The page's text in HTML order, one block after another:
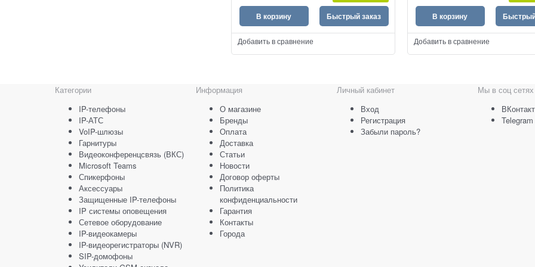
В корзину Быстрый заказ
Добавить в сравнение
В корзину
Добавить в сравнение
Категории
IP-телефоны
IP-АТС
VoIP-шлюзы
Гарнитуры
Видеоконференцсвязь (ВКС)
Microsoft Teams
Спикерфоны
Аксессуары
Защищенные IP-телефоны
IP системы оповещения
Сетевое оборудование
IP-видеокамеры
IP-видеорегистраторы (NVR)
SIP-домофоны
Информация
О магазине
Бренды
Оплата
Доставка
Статьи
Новости
Договор оферты
Политика
конфиденциальности
Гарантия
Контакты
Города
Личный кабинет
Вход
Регистрация
Забыли пароль?
Мы в соц сетях
Telegram